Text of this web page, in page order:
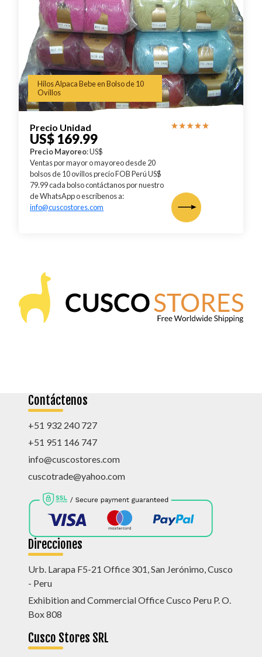
Hilos Alpaca Bebe en Bolso de 10
Ovillos
Precio Unidad
US$ 169.99
Precio Mayoreo: US$
Ventas por mayor o mayoreo desde 20
bolsos de 10 ovillos precio FOB Perú US$
79.99 cada bolso contáctanos por nuestro
de WhatsApp o escríbenos a:
info@cuscostores.com
Contáctenos
+51 932 240 727
+51 951 146 747
info@cuscostores.com
cuscotrade@yahoo.com
Direcciones
Urb. Larapa F5-21 Office 301, San Jerónimo, Cusco
- Peru
Exhibition and Commercial Office Cusco Peru P. O.
Box 808
Cusco Stores SRL